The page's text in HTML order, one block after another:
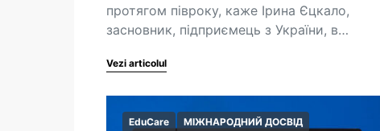
протягом півроку, каже Ірина Єцкало,
засновник, підприємець з України, в…
Vezi articolul
EduCare МІЖНАРОДНИЙ ДОСВІД